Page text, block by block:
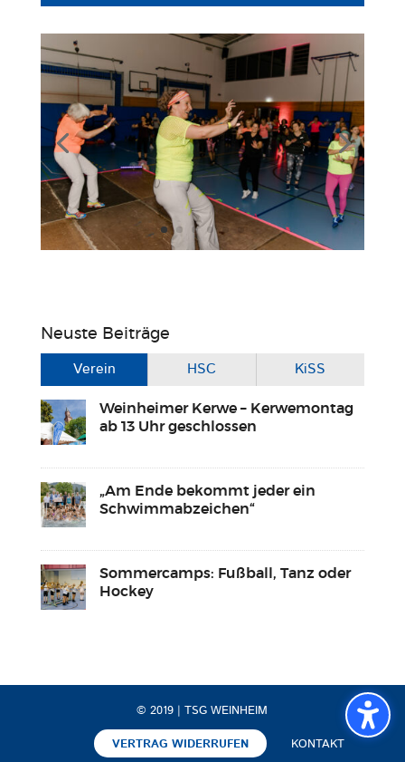
Neuste Beiträge
Verein HSC KiSS
Weinheimer Kerwe – Kerwemontag
ab 13 Uhr geschlossen
„Am Ende bekommt jeder ein
Schwimmabzeichen“
Sommercamps: Fußball, Tanz oder
Hockey
© 2019 | TSG WEINHEIM
VERTRAG WIDERRUFEN KONTAKT